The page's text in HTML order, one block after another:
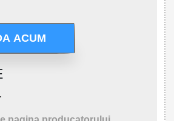
ACUM